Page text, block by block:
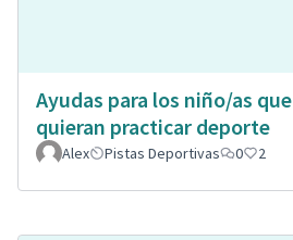
Ayudas para los niño/as que
quieran practicar deporte
Alex Pistas Deportivas 0 2